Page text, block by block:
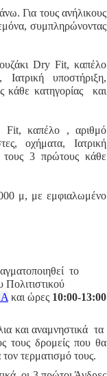
Για τους ανήλικους
συμπληρώνοντας
Dry Fit, καπέλο
υποστήριξη,
κάθε κατηγορίας και
Fit, καπέλο , αριθμό
οχήματα, Ιατρική
τους 3 πρώτους κάθε
μ, με εμφιαλωμένο
το
και ώρες 10:00-13:00
και αναμνηστικά τα
τους δρομείς που θα
τερματισμό τους.